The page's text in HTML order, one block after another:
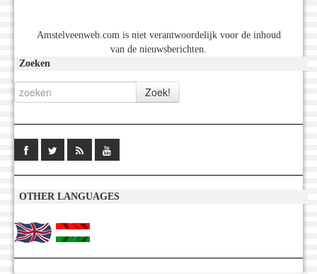
Amstelveenweb.com is niet verantwoordelijk voor de inhoud
van de nieuwsberichten.
Zoeken
OTHER LANGUAGES